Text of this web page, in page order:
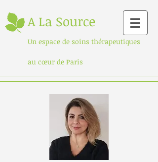
A La Source
Un espace de soins thérapeutiques
au cœur de Paris